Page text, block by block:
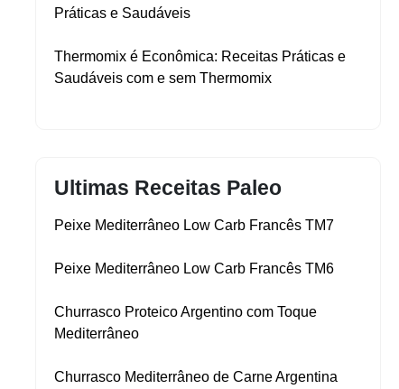
Práticas e Saudáveis
Thermomix é Econômica: Receitas Práticas e
Saudáveis com e sem Thermomix
Ultimas Receitas Paleo
Peixe Mediterrâneo Low Carb Francês TM7
Peixe Mediterrâneo Low Carb Francês TM6
Churrasco Proteico Argentino com Toque
Mediterrâneo
Churrasco Mediterrâneo de Carne Argentina